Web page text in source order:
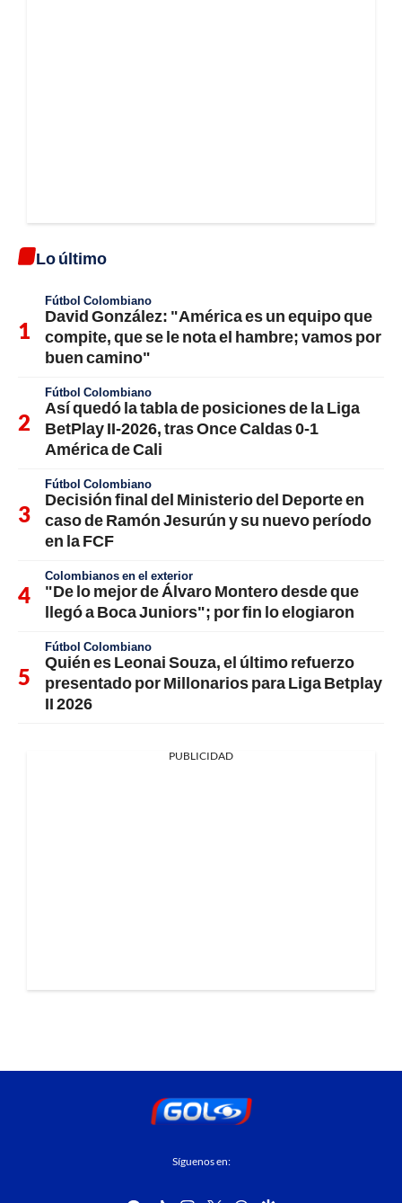
Lo último
Fútbol Colombiano
David González: "América es un equipo que
compite, que se le nota el hambre; vamos por
buen camino"
Fútbol Colombiano
Así quedó la tabla de posiciones de la Liga
BetPlay II-2026, tras Once Caldas 0-1
América de Cali
Fútbol Colombiano
Decisión final del Ministerio del Deporte en
caso de Ramón Jesurún y su nuevo período
en la FCF
Colombianos en el exterior
"De lo mejor de Álvaro Montero desde que
llegó a Boca Juniors"; por fin lo elogiaron
Fútbol Colombiano
Quién es Leonai Souza, el último refuerzo
presentado por Millonarios para Liga Betplay
II 2026
PUBLICIDAD
Síguenos en: